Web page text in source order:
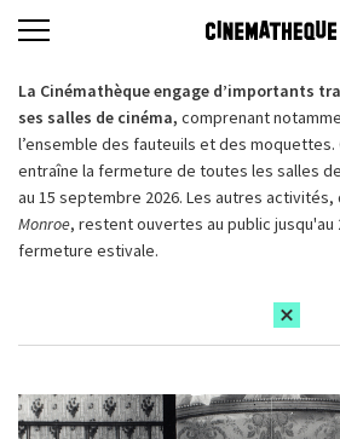
La Cinémathèque engage d’importants
ses salles de cinéma, comprenant
l’ensemble des fauteuils et des moquettes.
entraîne la fermeture de toutes les salles
au 15 septembre 2026. Les autres
Monroe, restent ouvertes au public jusqu'au
fermeture estivale.